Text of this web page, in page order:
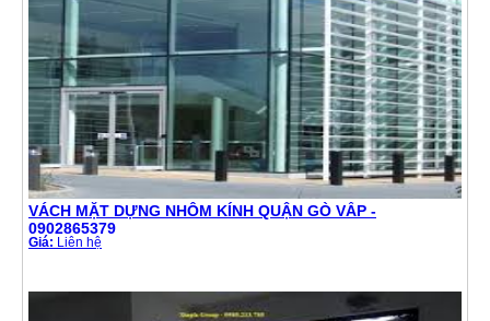
VÁCH MẶT DỰNG NHÔM KÍNH QUẬN GÒ VẤP -
0902865379
Giá: Liên hệ